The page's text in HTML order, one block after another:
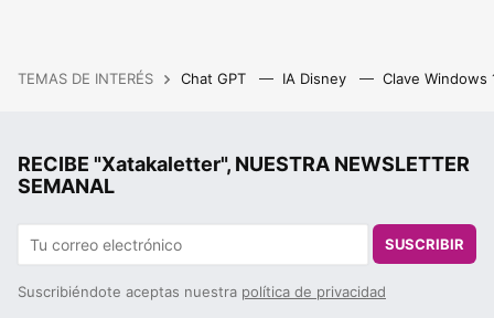
TEMAS DE INTERÉS Chat GPT IA Disney Clave Windows
RECIBE "Xatakaletter", NUESTRA NEWSLETTER
SEMANAL
SUSCRIBIR
Suscribiéndote aceptas nuestra política de privacidad